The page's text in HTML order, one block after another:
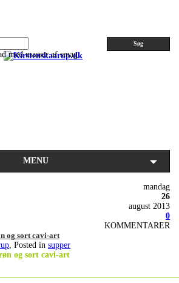
Søg
med masser af smag
MENU
mandag
26
august 2013
0
KOMMENTARER
og sort cavi-art
, Posted in supper
og sort cavi-art